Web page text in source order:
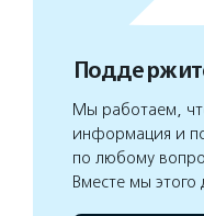
Мы работаем,
информация и
по любому
Вместе мы этого